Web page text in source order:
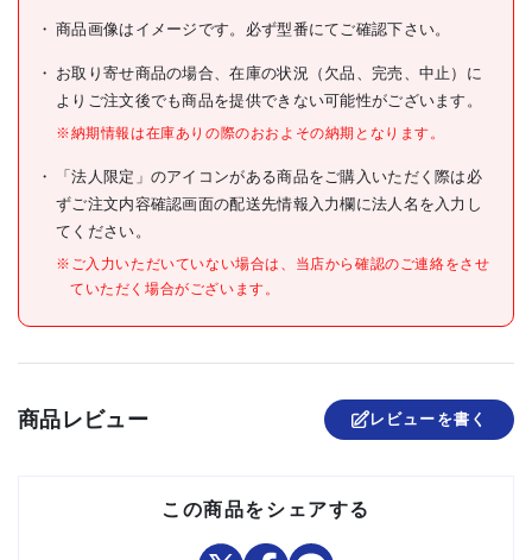
商品画像はイメージです。必ず型番にてご確認下さい。
お取り寄せ商品の場合、在庫の状況（欠品、完売、中止）に
よりご注文後でも商品を提供できない可能性がございます。
※納期情報は在庫ありの際のおおよその納期となります。
「法人限定」のアイコンがある商品をご購入いただく際は必
ずご注文内容確認画面の配送先情報入力欄に法人名を入力し
てください。
※ご入力いただいていない場合は、当店から確認のご連絡をさせ
ていただく場合がございます。
商品レビュー レビューを書く
この商品をシェアする